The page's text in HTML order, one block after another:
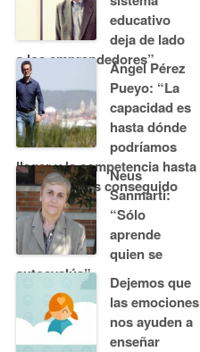
educativo
deja de lado
a los emprendedores”
Ángel Pérez
Pueyo: “La
capacidad es
hasta dónde
podríamos
llegar y la competencia hasta
donde hemos conseguido
llegar”
Neus
Sanmartí:
“Sólo
aprende
quien se
autoevalúa”
Dejemos que
las emociones
nos ayuden a
enseñar